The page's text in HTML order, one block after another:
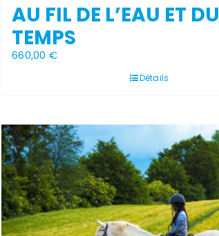
AU FIL DE L’EAU ET DU
TEMPS
660,00 €
Détails